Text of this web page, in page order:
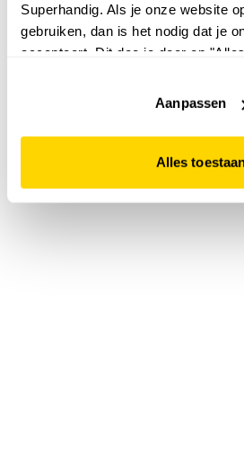
Superhandig. Als je onze website
gebruiken, dan is het nodig dat je
accepteert. Dit doe je door op
website niet optimaal functioneert.
Aanpassen
Alles